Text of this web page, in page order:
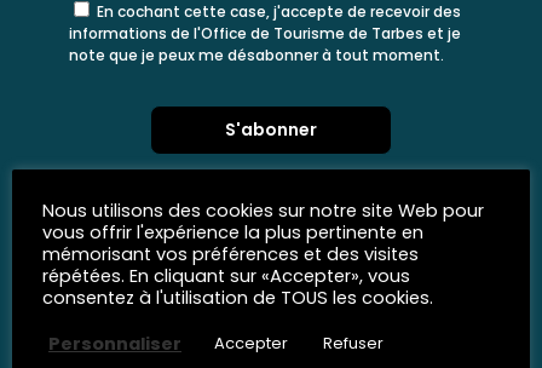
En cochant cette case, j'accepte de recevoir des
informations de l'Office de Tourisme de Tarbes et je
note que je peux me désabonner à tout moment.
NOS
Nous utilisons des cookies sur notre site Web pour
vous offrir l'expérience la plus pertinente en
mémorisant vos préférences et des visites
répétées. En cliquant sur «Accepter», vous
consentez à l'utilisation de TOUS les cookies.
Personnaliser
Accepter Refuser